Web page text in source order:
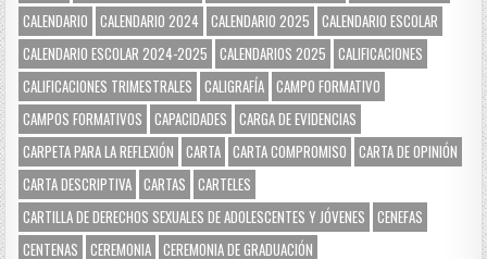
CALENDARIO
CALENDARIO 2024 CALENDARIO 2025
CALENDARIO ESCOLAR
CALENDARIO ESCOLAR 2024-2025
CALENDARIOS 2025
CALIFICACIONES
CALIFICACIONES TRIMESTRALES
CALIGRAFÍA CAMPO FORMATIVO
CAMPOS FORMATIVOS
CAPACIDADES
CARGA DE EVIDENCIAS
CARPETA PARA LA REFLEXIÓN
CARTA CARTA COMPROMISO
CARTA DE OPINIÓN
CARTA DESCRIPTIVA CARTAS
CARTELES
CARTILLA DE DERECHOS SEXUALES DE ADOLESCENTES Y JÓVENES
CENEFAS
CENTENAS
CEREMONIA CEREMONIA DE GRADUACIÓN